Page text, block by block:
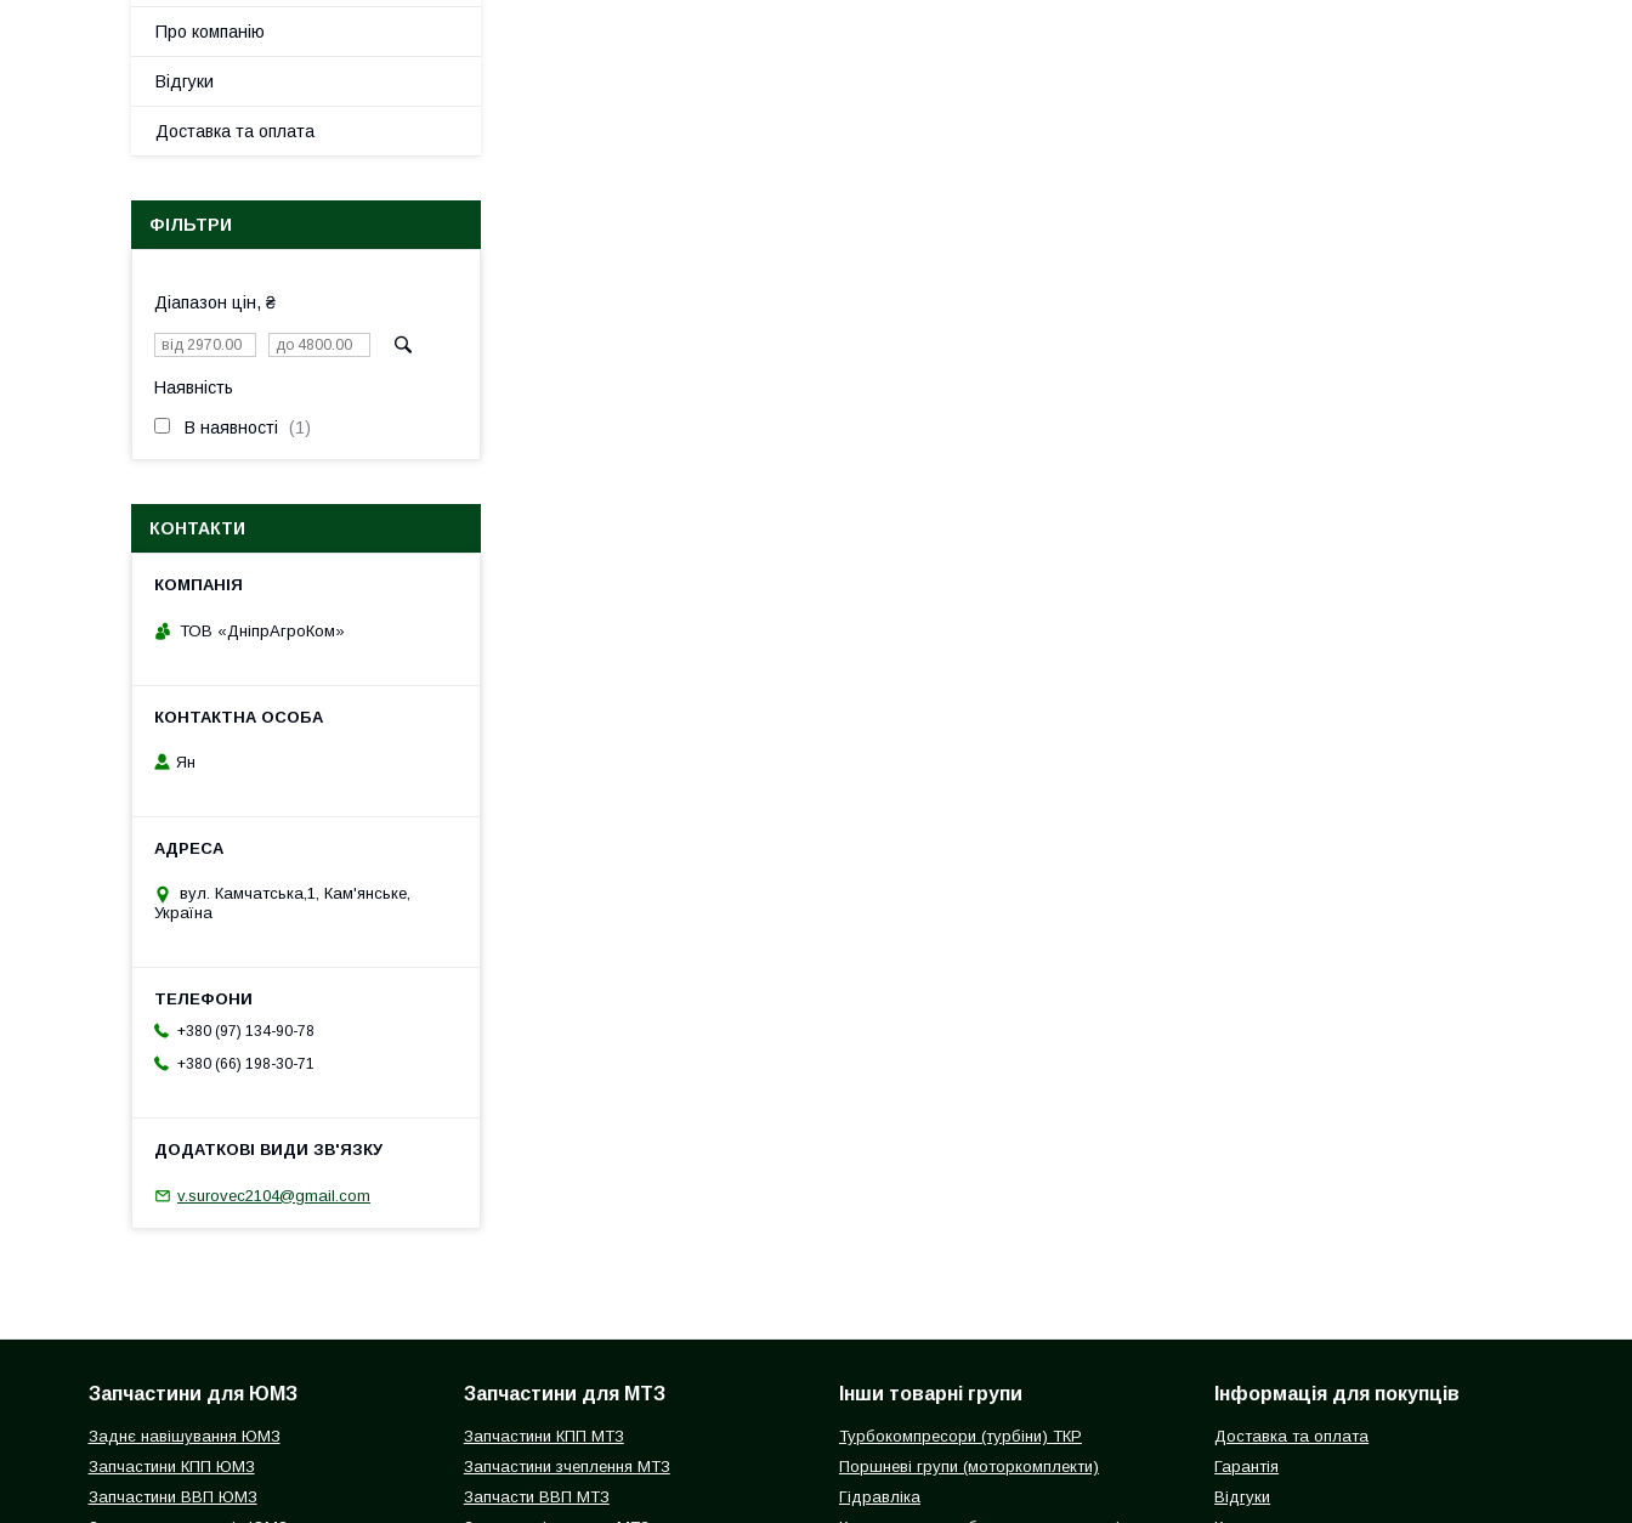
Про компанію
Відгуки
Доставка та оплата
ФІЛЬТРИ
Діапазон цін, ₴
Наявність
В наявності 1
КОНТАКТИ
ТОВ «ДніпрАгроКом»
Ян
вул. Камчатська,1, Кам'янське,
Україна
+380 (97) 134-90-78
+380 (66) 198-30-71
v.surovec2104@gmail.com
Запчастини для ЮМЗ
Заднє навішування ЮМЗ
Запчастини КПП ЮМЗ
Запчастини ВВП ЮМЗ
Запчастини для МТЗ
Запчастини КПП МТЗ
Запчастини зчеплення МТЗ
Запчасти ВВП МТЗ
Інши товарні групи
Турбокомпресори (турбіни) ТКР
Поршневі групи (моторкомплекти)
Гідравліка
Інформація для покупців
Доставка та оплата
Гарантія
Відгуки